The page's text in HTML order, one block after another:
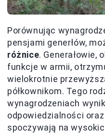
Porównując
pensjami generłów,
różnice. Generałowie,
funkcje w armii,
wielokrotnie
półkownikom. Tego
wynagrodzeniach
odpowiedzialności
spoczywają na